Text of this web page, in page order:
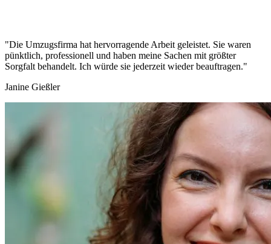
"Die Umzugsfirma hat hervorragende Arbeit geleistet. Sie waren
pünktlich, professionell und haben meine Sachen mit größter
Sorgfalt behandelt. Ich würde sie jederzeit wieder beauftragen."
Janine Gießler